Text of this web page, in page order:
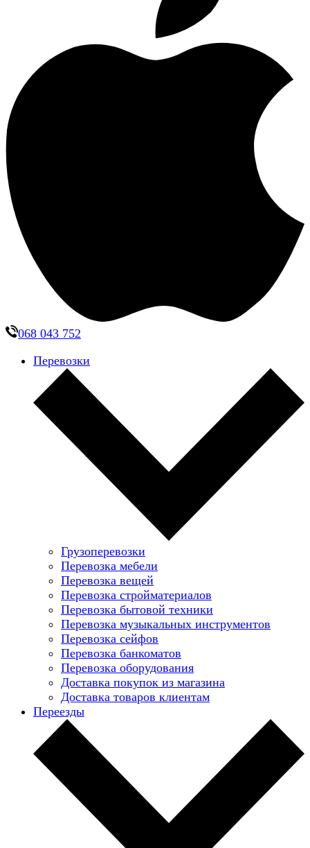
068 043 752
Перевозки
Грузоперевозки
Перевозка мебели
Перевозка вещей
Перевозка стройматериалов
Перевозка бытовой техники
Перевозка музыкальных инструментов
Перевозка сейфов
Перевозка банкоматов
Перевозка оборудования
Доставка покупок из магазина
Доставка товаров клиентам
Переезды